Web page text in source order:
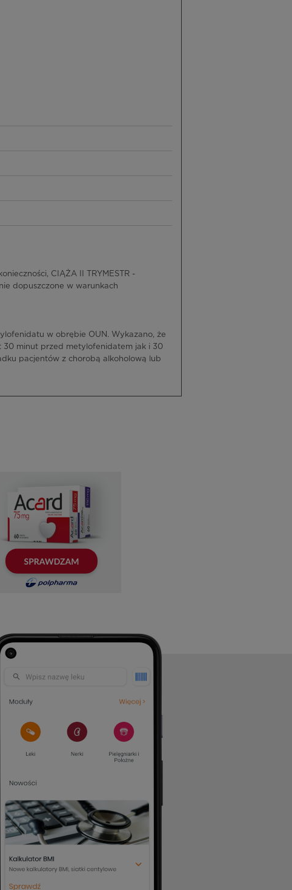
CIĄŻA II TRYMESTR -
dopuszczone w warunkach
w obrębie OUN. Wykazano, że
30 minut przed metylofenidatem jak i 30
pacjentów z chorobą alkoholową lub